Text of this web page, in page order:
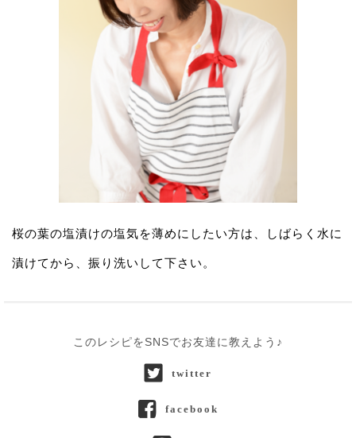
桜の葉の塩漬けの塩気を薄めにしたい方は、しばらく水に
漬けてから、振り洗いして下さい。
このレシピをSNSでお友達に教えよう♪
twitter
facebook